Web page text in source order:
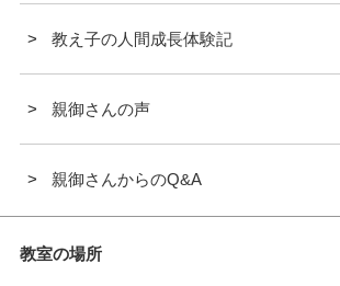
教え子の人間成長体験記
親御さんの声
親御さんからのQ&A
教室の場所